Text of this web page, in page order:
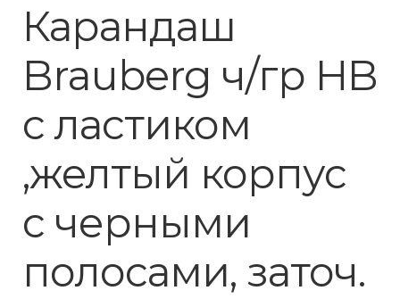
Карандаш
Brauberg ч/гр HB
с ластиком
,желтый корпус
с черными
полосами, заточ.